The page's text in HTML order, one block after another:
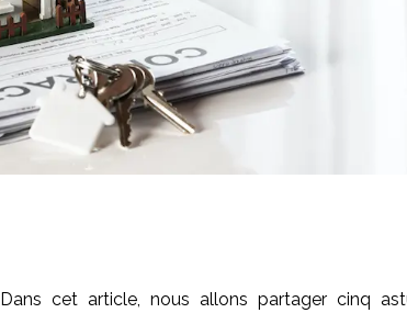
Dans cet article, nous allons partager cinq